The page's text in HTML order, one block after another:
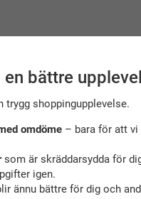
till denna
bättre
shoppingupplevelse.
omdöme– bara för att vi
som är skräddarsydda för
igen.
ännu bättre för dig och